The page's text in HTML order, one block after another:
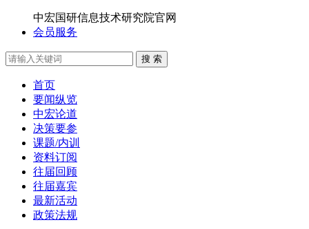
中宏国研信息技术研究院官网
会员服务
搜 索
首页
要闻纵览
中宏论道
决策要参
课题/内训
资料订阅
往届回顾
往届嘉宾
最新活动
政策法规